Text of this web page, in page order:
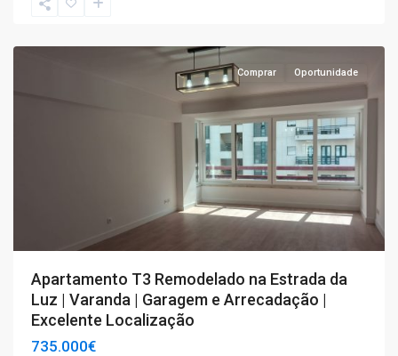
T3,
Comprar Oportunidade
Apartamento T3 Remodelado na Estrada da
Luz | Varanda | Garagem e Arrecadação |
Excelente Localização
735.000€